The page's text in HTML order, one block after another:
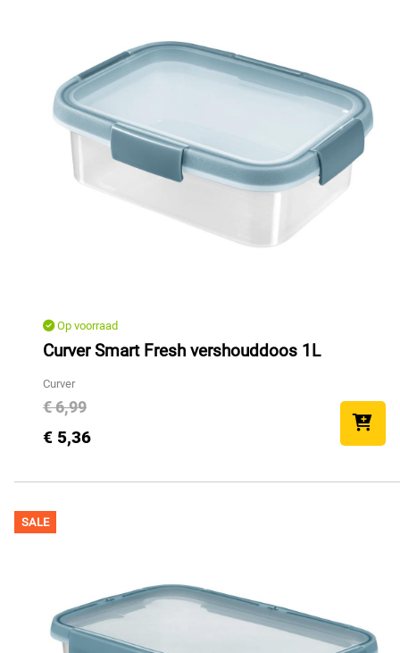
Op voorraad
Curver Smart Fresh vershouddoos 1L
Curver
€ 6,99
€ 5,36
SALE